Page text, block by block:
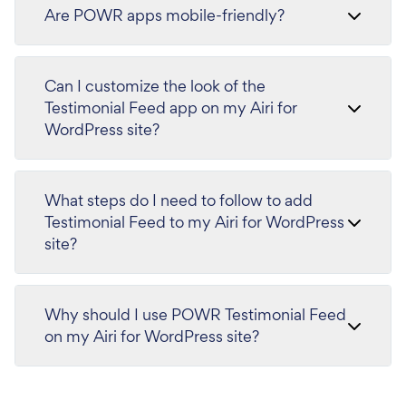
Are POWR apps mobile-friendly?
Can I customize the look of the
Testimonial Feed app on my Airi for
WordPress site?
What steps do I need to follow to add
Testimonial Feed to my Airi for WordPress
site?
Why should I use POWR Testimonial Feed
on my Airi for WordPress site?